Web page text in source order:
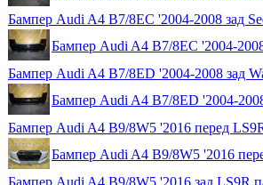
Бампер Audi A4 B7/8EC '2004-2008 зад
Бампер Audi A4 B7/8EC '2004-
Бампер Audi A4 B7/8ED '2004-2008 зад
Бампер Audi A4 B7/8ED '2004-
Бампер Audi A4 B9/8W5 '2016 перед
Бампер Audi A4 B9/8W5 '2016
Бампер Audi A4 B9/8W5 '2016 зад LS9R